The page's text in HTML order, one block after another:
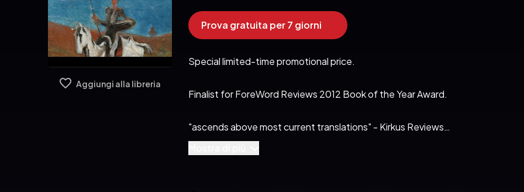
Aggiungi alla libreria
Prova gratuita per 7 giorni
Special limited-time promotional price.
Finalist for ForeWord Reviews 2012 Book of the Year Award.
"ascends above most current translations" - Kirkus Reviews
This is the story that a Nobel Prize Committee survey of one hundred of the